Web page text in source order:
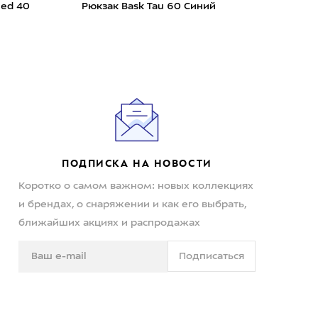
40
Рюкзак Bask Tau 60 Синий
ПОДПИСКА НА НОВОСТИ
Коротко о самом важном: новых коллекциях
и брендах, о снаряжении и как его выбрать,
ближайших акциях и распродажах
Подписаться